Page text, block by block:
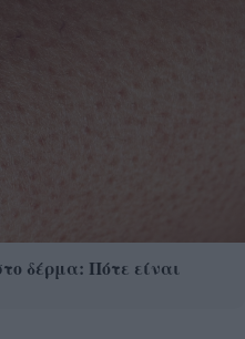
δέρμα: Πότε είναι